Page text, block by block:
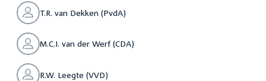
T.R. van Dekken (PvdA)
M.C.I. van der Werf (CDA)
R.W. Leegte (VVD)